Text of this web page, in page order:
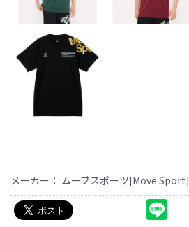
メーカー： ムーブスポーツ[Move Sport]